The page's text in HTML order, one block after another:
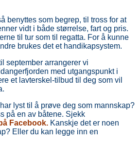
benyttes som begrep, til tross for at
vidt i både størrelse, fart og pris.
til tur som til regatta. For å kunne
brukes det et handikapsystem.
september arrangerer vi
med utgangspunkt i
et lavterskel-tilbud til deg som vil
lyst til å prøve deg som mannskap?
på en av båtene. Sjekk
Facebook. Kanskje det er noen
Eller du kan legge inn en